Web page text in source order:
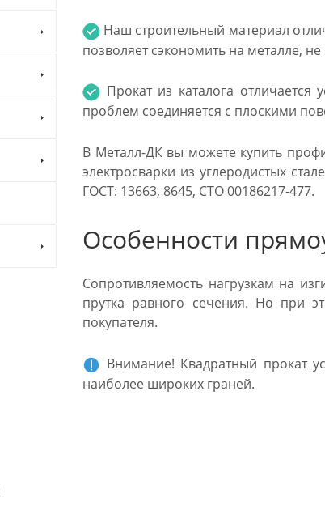
Наш строительный материал
позволяет сэкономить на металле,
Прокат из каталога
проблем соединяется с плоскими
В Металл-ДК вы можете купить
электросварки из углеродистых
ГОСТ: 13663, 8645, СТО 00186217-477.
Особенности
Сопротивляемость нагрузкам на
прутка равного сечения. Но при
покупателя.
Внимание! Квадратный прокат
наиболее широких граней.